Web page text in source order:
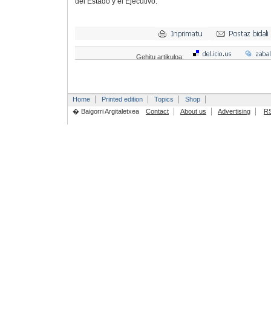
Gehitu artikuloa:
Home Printed edition Topics
Shop
� Baigorri Argitaletxea
Contact About us Advertising